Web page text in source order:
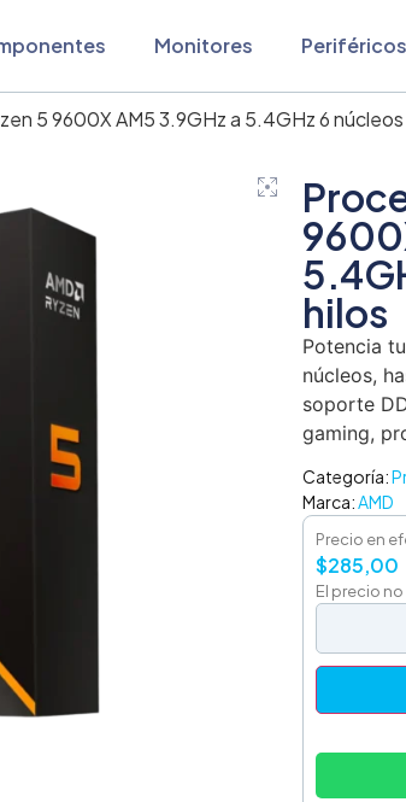
Monitores Periféricos
5 9600X AM5 3.9GHz a 5.4GHz 6 núcleos
hilos
Potencia
núcleos,
soporte
gaming,
Categoría:
Marca:AMD
Precio en
$285,00
El precio